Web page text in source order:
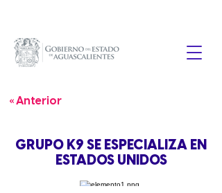
« Anterior
GRUPO K9 SE ESPECIALIZA EN
ESTADOS UNIDOS